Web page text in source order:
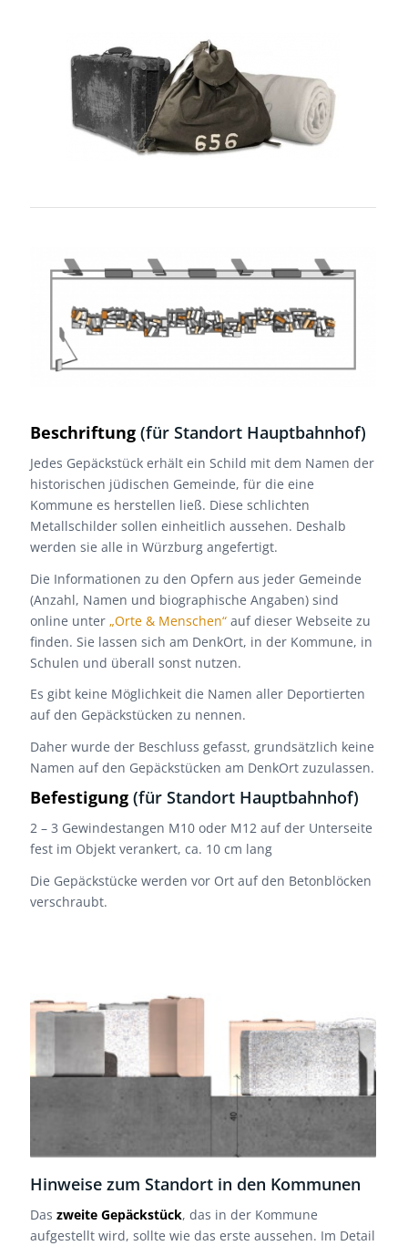
Beschriftung (für Standort Hauptbahnhof)
Jedes Gepäckstück erhält ein Schild mit dem Namen der
historischen jüdischen Gemeinde, für die eine
Kommune es herstellen ließ. Diese schlichten
Metallschilder sollen einheitlich aussehen. Deshalb
werden sie alle in Würzburg angefertigt.
Die Informationen zu den Opfern aus jeder Gemeinde
(Anzahl, Namen und biographische Angaben) sind
online unter „Orte & Menschen“auf dieser Webseite zu
finden. Sie lassen sich am DenkOrt, in der Kommune, in
Schulen und überall sonst nutzen.
Es gibt keine Möglichkeit die Namen aller Deportierten
auf den Gepäckstücken zu nennen.
Daher wurde der Beschluss gefasst, grundsätzlich keine
Namen auf den Gepäckstücken am DenkOrt zuzulassen.
Befestigung (für Standort Hauptbahnhof)
2 – 3 Gewindestangen M10 oder M12 auf der Unterseite
fest im Objekt verankert, ca. 10 cm lang
Die Gepäckstücke werden vor Ort auf den Betonblöcken
verschraubt.
Hinweise zum Standort in den Kommunen
Das zweite Gepäckstück, das in der Kommune
aufgestellt wird, sollte wie das erste aussehen. Im Detail